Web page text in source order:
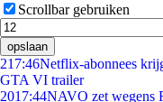
Scrollbar gebruiken
opslaan
217:46Netflix-abonnees
GTA VI trailer
2017:44NAVO zet wegens